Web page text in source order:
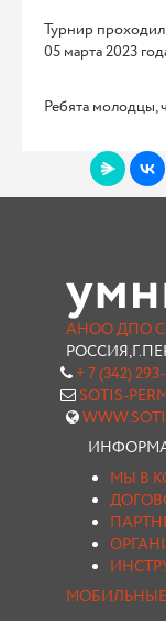
Турнир
05 марта 2023
Ребята молодцы,
АНОО ДПО
+ 7 (342)
SOTIS-
МЫ В